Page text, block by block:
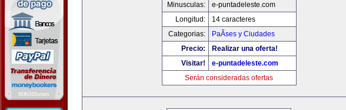
Minusculas:
e-puntadeleste.com
Longitud:
14 caracteres
Categorias:
PaÃ­ses y Ciudades
Precio:
Realizar una oferta!
Visitar!
e-puntadeleste.com
Serán consideradas ofertas